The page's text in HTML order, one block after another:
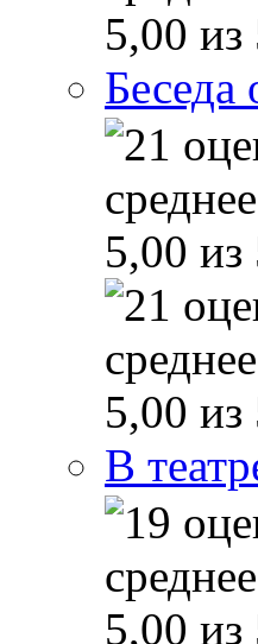
Беседа
В